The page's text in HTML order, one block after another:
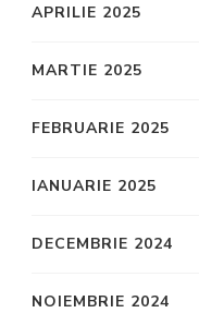
APRILIE 2025
MARTIE 2025
FEBRUARIE 2025
IANUARIE 2025
DECEMBRIE 2024
NOIEMBRIE 2024